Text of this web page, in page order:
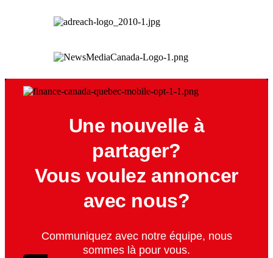
Une nouvelle à
partager?
Vous voulez annoncer
avec nous?
Communiquez avec notre équipe, nous
sommes là pour vous.